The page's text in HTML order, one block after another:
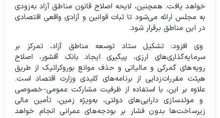
خواهد یافت. همچنین، لایحه اصلاح قانون مناطق آزاد به‌زودی
به مجلس ارائه می‌شود تا ثبات قوانین و آزادی واقعی اقتصادی
در این مناطق برقرار شود.
وی افزود: تشکیل ستاد توسعه مناطق آزاد، تمرکز بر
سرمایه‌گذاری‌های ارزی، پیگیری ایجاد بانک آفشور، اصلاح
رویه‌های گمرکی و مالیاتی و حذف موانع بوروکراتیک از طریق
هیئت مقررات‌زدایی از برنامه‌های کلیدی وزارت اقتصاد است.
علاوه بر این، با استفاده از ظرفیت مشارکت عمومی-خصوصی
و مولدسازی دارایی‌های دولتی، به‌ویژه زمین، تأمین مالی
زیرساخت‌ها بدون فشار بر بودجه‌های عمرانی انجام خواهد